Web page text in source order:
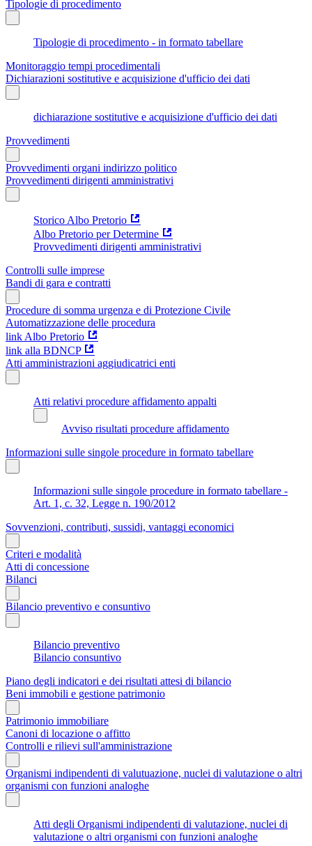
Tipologie di procedimento
Tipologie di procedimento - in formato tabellare
Monitoraggio tempi procedimentali
Dichiarazioni sostitutive e acquisizione d'ufficio dei dati
dichiarazione sostitutive e acquisizione d'ufficio dei dati
Provvedimenti
Provvedimenti organi indirizzo politico
Provvedimenti dirigenti amministrativi
Storico Albo Pretorio
Albo Pretorio per Determine
Provvedimenti dirigenti amministrativi
Controlli sulle imprese
Bandi di gara e contratti
Procedure di somma urgenza e di Protezione Civile
Automatizzazione delle procedura
link Albo Pretorio
link alla BDNCP
Atti amministrazioni aggiudicatrici enti
Atti relativi procedure affidamento appalti
Avviso risultati procedure affidamento
Informazioni sulle singole procedure in formato tabellare
Informazioni sulle singole procedure in formato tabellare -
Art. 1, c. 32, Legge n. 190/2012
Sovvenzioni, contributi, sussidi, vantaggi economici
Criteri e modalità
Atti di concessione
Bilanci
Bilancio preventivo e consuntivo
Bilancio preventivo
Bilancio consuntivo
Piano degli indicatori e dei risultati attesi di bilancio
Beni immobili e gestione patrimonio
Patrimonio immobiliare
Canoni di locazione o affitto
Controlli e rilievi sull'amministrazione
Organismi indipendenti di valutuazione, nuclei di valutazione o altri
organismi con funzioni analoghe
Atti degli Organismi indipendenti di valutazione, nuclei di
valutazione o altri organismi con funzioni analoghe